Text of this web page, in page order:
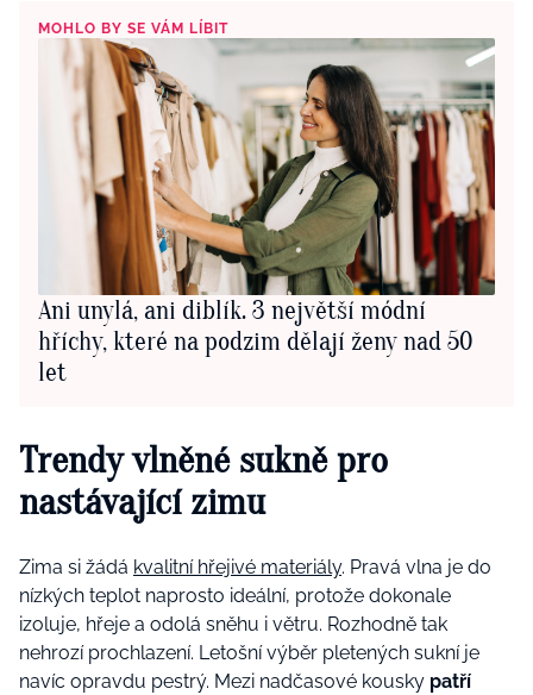
MOHLO BY SE VÁM LÍBIT
Ani unylá, ani diblík. 3 největší módní
hříchy, které na podzim dělají ženy nad 50
let
Trendy vlněné sukně pro
nastávající zimu
Zima si žádá kvalitní hřejivé materiály. Pravá vlna je do
nízkých teplot naprosto ideální, protože dokonale
izoluje, hřeje a odolá sněhu i větru. Rozhodně tak
nehrozí prochlazení. Letošní výběr pletených sukní je
navíc opravdu pestrý. Mezi nadčasové kousky patří